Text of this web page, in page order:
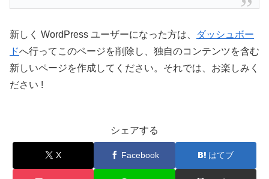
新しく WordPress ユーザーになった方は、
ダッシュボー
ドへ行ってこのページを削除し、独自のコンテンツを含む
新しいページを作成してください。それでは、お楽しみく
ださい !
シェアする
X Facebook はてブ